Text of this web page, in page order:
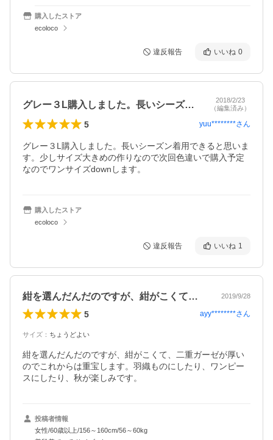
購入したストア
ecoloco
違反報告 いいね 0
グレー３L購入しました。長いシーズン着…
2018/2/23
（編集済み）
5 yuu********さん
グレー３L購入しました。長いシーズン着用できると思いま
す。少しサイズ大きめの作りなので次回色違いで購入予定
なのでワンサイズdownします。
購入したストア
ecoloco
違反報告 いいね 1
紺を選んだんだのですが、紺がこくて、二… 2019/9/28
5 ayy********さん
サイズ ： ちょうどよい
紺を選んだんだのですが、紺がこくて、二重ガーゼが厚い
のでこれからは重宝します。羽織ものにしたり、ワンピー
スにしたり、秋が楽しみです。
投稿者情報
女性/60歳以上/156～160cm/56～60kg